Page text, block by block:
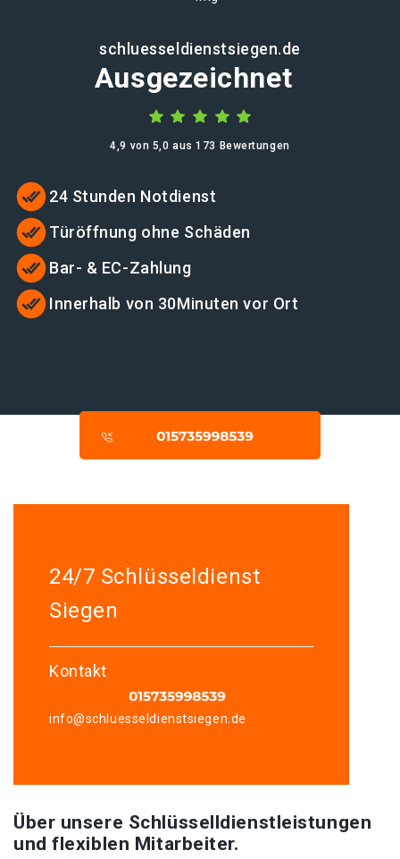
schluesseldienstsiegen.de
Ausgezeichnet
4,9 von 5,0 aus 173 Bewertungen
24 Stunden Notdienst
Türöffnung ohne Schäden
Bar- & EC-Zahlung
Innerhalb von 30Minuten vor Ort
24/7 Schlüsseldienst
Siegen
Kontakt
info@schluesseldienstsiegen.de
Über unsere Schlüsselldienstleistungen
und flexiblen Mitarbeiter.